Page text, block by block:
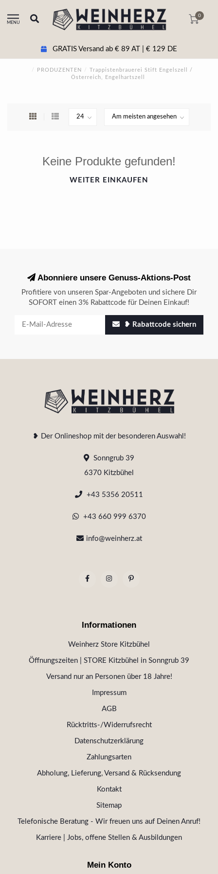
MENU
0
GRATIS Versand ab € 89 AT | € 129 DE
/ PRODUZENTEN /
Trappistenbrauerei Stift Engelszell /
Österreich, Engelhartszell
Keine Produkte gefunden!
WEITER EINKAUFEN
Abonniere unsere Genuss-Aktions-Post
Profitiere von unseren Spar-Angeboten und sichere Dir
SOFORT einen 3% Rabattcode für Deinen Einkauf!
❥ Rabattcode sichern
❥ Der Onlineshop mit der besonderen Auswahl!
Sonngrub 39
6370 Kitzbühel
+43 5356 20511
+43 660 999 6370
info@weinherz.at
Informationen
Weinherz Store Kitzbühel
Öffnungszeiten | STORE Kitzbühel in Sonngrub 39
Versand nur an Personen über 18 Jahre!
Impressum
AGB
Rücktritts-/Widerrufsrecht
Datenschutzerklärung
Zahlungsarten
Abholung, Lieferung, Versand & Rücksendung
Kontakt
Sitemap
Telefonische Beratung - Wir freuen uns auf Deinen Anruf!
Karriere | Jobs, offene Stellen & Ausbildungen
Mein Konto